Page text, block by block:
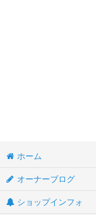
ホーム
オーナーブログ
ショップインフォ